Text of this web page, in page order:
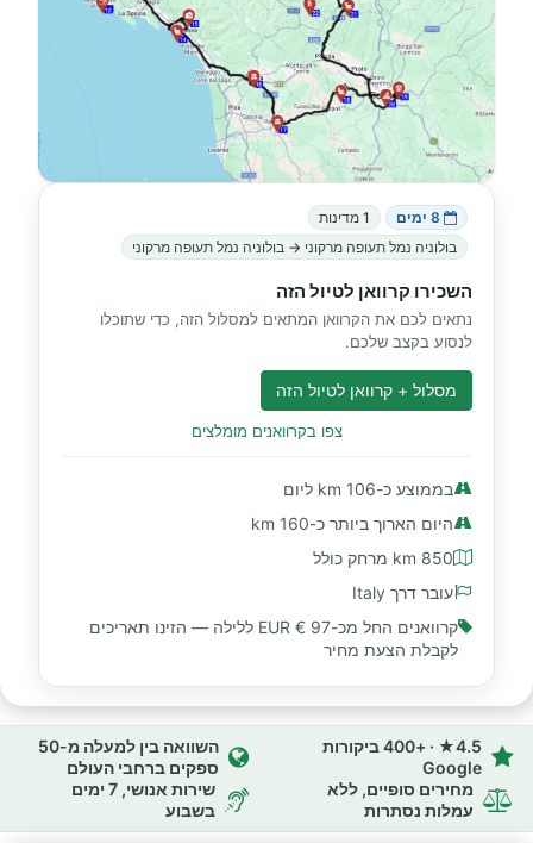
1 מדינות
בולוניה נמל תעופה מרקוני → בולוניה נמל תעופה מרקוני
השכירו קרוואן לטיול הזה
נתאים לכם את הקרוואן המתאים למסלול הזה, כדי שתוכלו
לנסוע בקצב שלכם.
מסלול + קרוואן לטיול הזה
צפו בקרוואנים מומלצים
בממוצע כ-106 km ליום
היום הארוך ביותר כ-160 km
850 km מרחק כולל
עובר דרך Italy
קרוואנים החל מכ-97 € EUR
ללילה — הזינו תאריכים
לקבלת הצעת מחיר
4.5★ · +400 ביקורות
Google
השוואה בין למעלה מ-50
ספקים ברחבי העולם
מחירים סופיים, ללא
עמלות נסתרות
שירות אנושי, 7 ימים
בשבוע